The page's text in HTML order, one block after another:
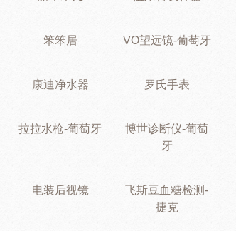
笨笨居 VO望远镜-葡萄牙
康迪净水器 罗氏手表
拉拉水枪-葡萄牙
博世诊断仪-葡萄
牙
电装后视镜
飞斯豆血糖检测-
捷克